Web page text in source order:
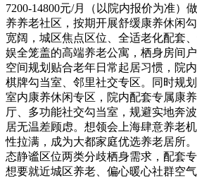
7200-14800元/月（以院内报价为准）
养养老社区，按期开展舒缓康养休闲
宽阔，城区焦点区位、全适老化配套
娱全笼盖的高端养老公寓，栖身房间
空间规划贴合老年日常起居习惯，院
棋牌勾当室、邻里社交专区。同时规
室内康养休闲专区，院内配套专属康
厅、多功能社交勾当室，规避实地奔
居无温差顾虑。想领会上海肆意养老
性拉满，成为大都家庭优选养老居所
态静谧区位两类分歧栖身需求，配套
想要就近城区养老、偏心暖心社群空